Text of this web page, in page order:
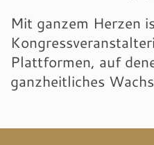
Mit ganzem Herzen
Plattformen, auf
ganzheitliches